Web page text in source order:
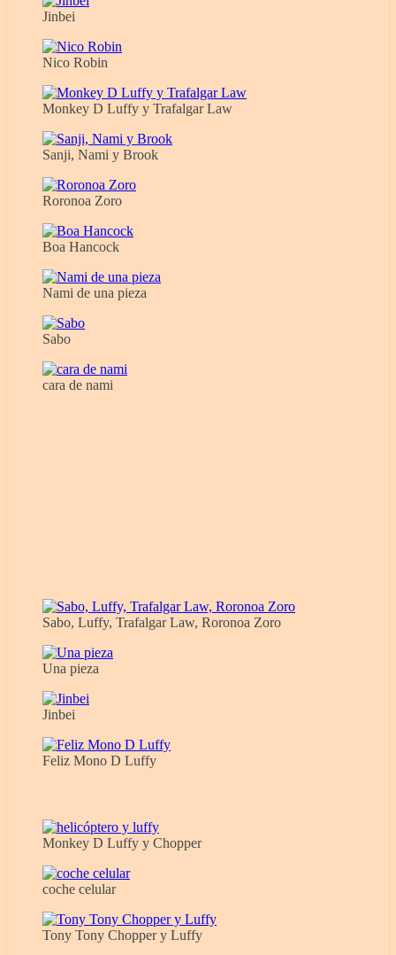
Jinbei
Nico Robin
Monkey D Luffy y Trafalgar Law
Sanji, Nami y Brook
Roronoa Zoro
Boa Hancock
Nami de una pieza
Sabo
cara de nami
Sabo, Luffy, Trafalgar Law, Roronoa Zoro
Una pieza
Jinbei
Feliz Mono D Luffy
Monkey D Luffy y Chopper
coche celular
Tony Tony Chopper y Luffy